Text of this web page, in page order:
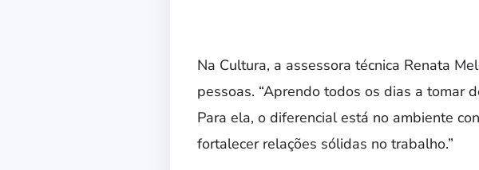
Na Cultura, a assessora técnica Renata
pessoas. “Aprendo todos os dias a tomar
Para ela, o diferencial está no ambiente
fortalecer relações sólidas no trabalho.”